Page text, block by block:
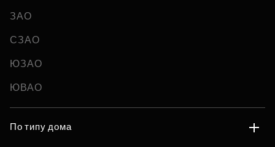
ЗАО
СЗАО
ЮЗАО
ЮВАО
По типу дома